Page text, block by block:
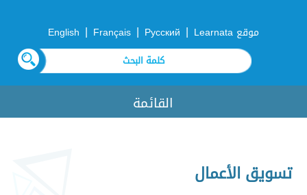
موقع Learnata |
Русский
|
Français
|
English
القائمة
تسويق الأعمال